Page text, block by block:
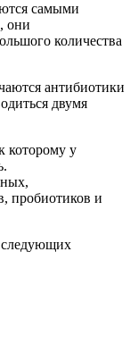
самыми
они
количества
антибиотики
двумя
которому у
пробиотиков и
следующих